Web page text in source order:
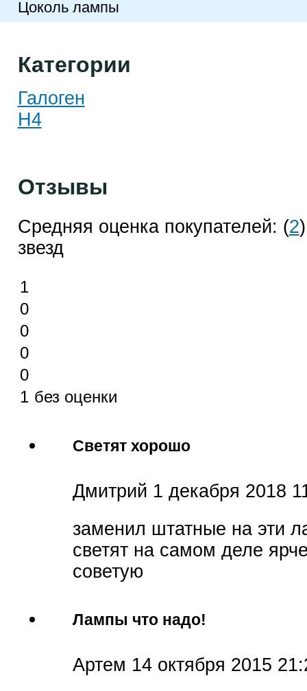
Цоколь лампы
Категории
Галоген
H4
Отзывы
Средняя оценка покупателей: (2
звезд
1
0
0
0
0
1 без оценки
Светят хорошо
Дмитрий 1 декабря 2018
заменил штатные на эти
светят на самом деле
советую
Лампы что надо!
Артем 14 октября 2015